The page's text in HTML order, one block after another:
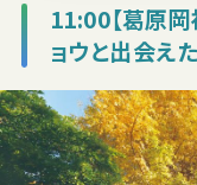
11:00【葛原岡
ョウと出会え